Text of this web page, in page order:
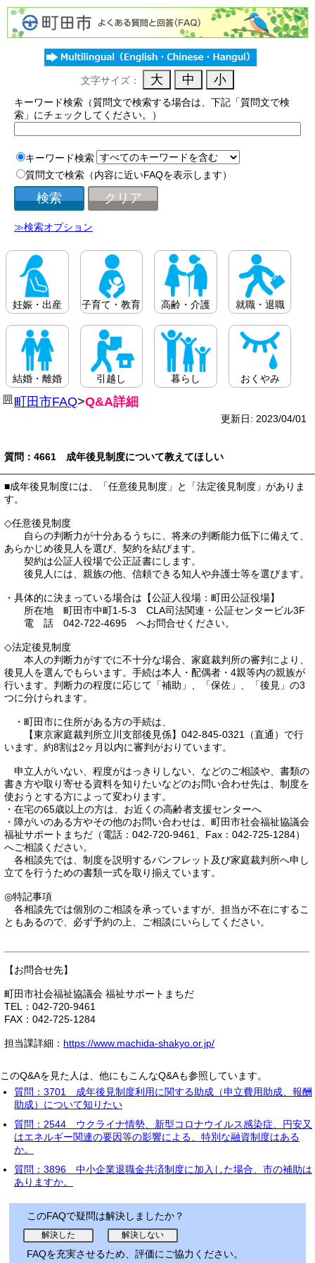
文字サイズ：
キーワード検索（質問文で検索する場合は、下記「質問文で検
索」にチェックしてください。）
キーワード検索
質問文で検索（内容に近いFAQを表示します）
≫検索オプション
妊娠・出産 子育て・教育 高齢・介護 就職・退職
結婚・離婚 引越し 暮らし おくやみ
町田市FAQ>Q&A詳細
更新日: 2023/04/01
質問：4661 成年後見制度について教えてほしい
■成年後見制度には、「任意後見制度」と「法定後見制度」がありま
す。
◇任意後見制度
自らの判断力が十分あるうちに、将来の判断能力低下に備えて、
あらかじめ後見人を選び、契約を結びます。
契約は公証人役場で公正証書にします。
後見人には、親族の他、信頼できる知人や弁護士等を選びます。
・具体的に決まっている場合は【公証人役場：町田公証役場】
所在地 町田市中町1-5-3 CLA司法関連・公証センタービル3F
電 話 042-722-4695 へお問合せください。
◇法定後見制度
本人の判断力がすでに不十分な場合、家庭裁判所の審判により、
後見人を選んでもらいます。手続は本人・配偶者・4親等内の親族が
行います。判断力の程度に応じて「補助」、「保佐」、「後見」の3
つに分けられます。
・町田市に住所がある方の手続は、
【東京家庭裁判所立川支部後見係】042-845-0321（直通）で行
います。約8割は2ヶ月以内に審判がおりています。
申立人がいない、程度がはっきりしない、などのご相談や、書類の
書き方や取り寄せる資料を知りたいなどのお問い合わせ先は、制度を
使おうとする方によって変わります。
・在宅の65歳以上の方は、お近くの高齢者支援センターへ
・障がいのある方やその他のお問い合わせは、町田市社会福祉協議会
福祉サポートまちだ（電話：042-720-9461、Fax：042-725-1284）
へご相談ください。
各相談先では、制度を説明するパンフレット及び家庭裁判所へ申し
立てを行うための書類一式を取り揃えています。
◎特記事項
各相談先では個別のご相談を承っていますが、担当が不在にするこ
ともあるので、必ず予約の上、ご相談にいらしてください。
【お問合せ先】
町田市社会福祉協議会 福祉サポートまちだ
TEL：042-720-9461
FAX：042-725-1284
担当課詳細： https://www.machida-shakyo.or.jp/
このQ&Aを見た人は、他にもこんなQ&Aも参照しています。
質問：3701 成年後見制度利用に関する助成（申立費用助成、報酬
助成）について知りたい
質問：2544 ウクライナ情勢、新型コロナウイルス感染症、円安又
はエネルギー関連の要因等の影響による、特別な融資制度はある
か。
質問：3896 中小企業退職金共済制度に加入した場合、市の補助は
ありますか。
このFAQで疑問は解決しましたか？
FAQを充実させるため、評価にご協力ください。